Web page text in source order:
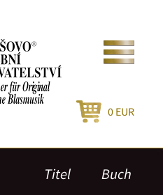
0 EUR
Titel Buch